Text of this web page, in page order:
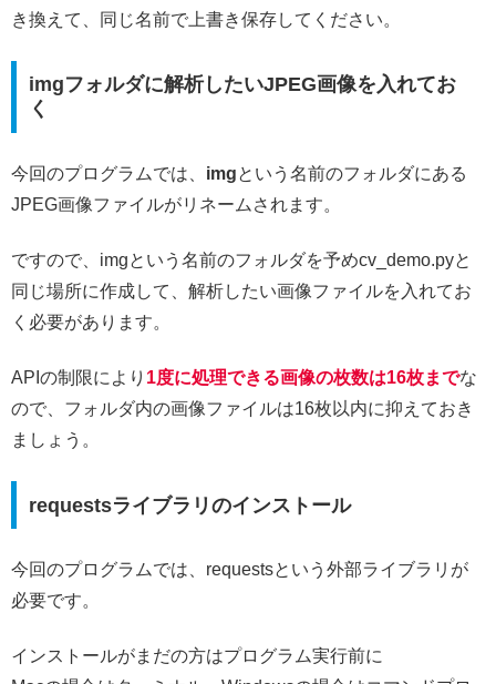
き換えて、同じ名前で上書き保存してください。
imgフォルダに解析したいJPEG画像を入れてお
く
今回のプログラムでは、 imgという名前のフォルダにある
JPEG画像ファイルがリネームされます。
ですので、imgという名前のフォルダを予めcv_demo.pyと
同じ場所に作成して、解析したい画像ファイルを入れてお
く必要があります。
APIの制限により 1度に処理できる画像の枚数は16枚までな
ので、フォルダ内の画像ファイルは16枚以内に抑えておき
ましょう。
requestsライブラリのインストール
今回のプログラムでは、requestsという外部ライブラリが
必要です。
インストールがまだの方はプログラム実行前に